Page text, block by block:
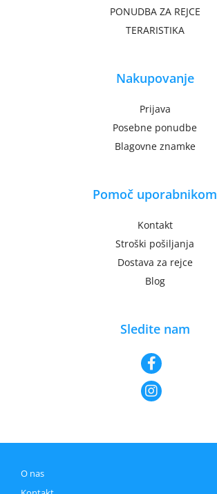
PONUDBA ZA REJCE
TERARISTIKA
Nakupovanje
Prijava
Posebne ponudbe
Blagovne znamke
Pomoč uporabnikom
Kontakt
Stroški pošiljanja
Dostava za rejce
Blog
Sledite nam
O nas